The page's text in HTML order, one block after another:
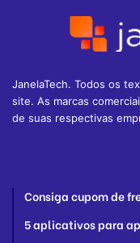
JanelaTech. Todos os
site. As marcas
de suas respectivas
Consiga cupom de
5 aplicativos para